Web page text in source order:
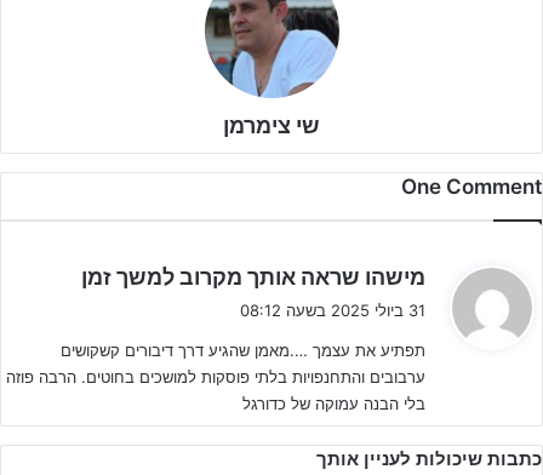
שי צימרמן
One Comment
מישהו שראה אותך מקרוב למשך זמן
ב
31 ביולי 2025 בשעה 08:12
תפתיע את עצמך ….מאמן שהגיע דרך דיבורים קשקושים
ערבובים והתחנפויות בלתי פוסקות למושכים בחוטים. הרבה פוזה
בלי הבנה עמוקה של כדורגל
כתבות שיכולות לעניין אותך